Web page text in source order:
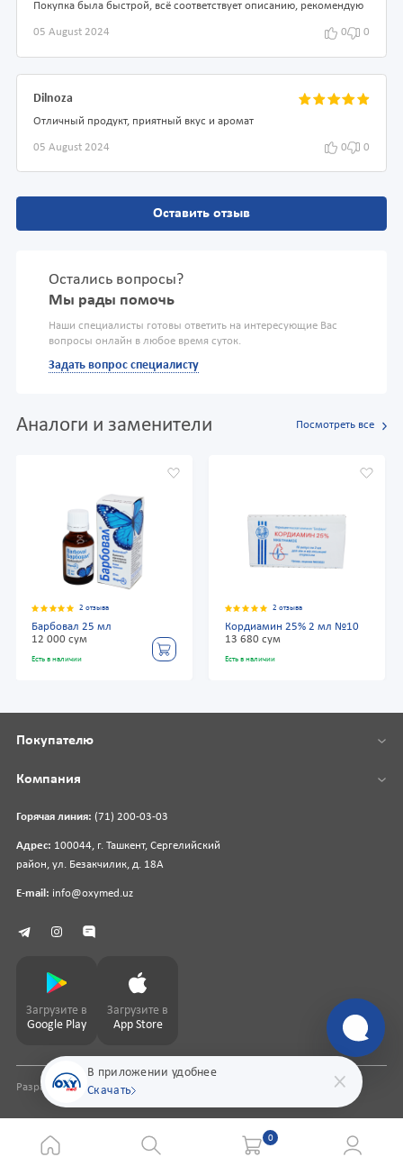
Покупка была быстрой, всё соответствует описанию, рекомендую
05 August 2024 0 0
Dilnoza
Отличный продукт, приятный вкус и аромат
05 August 2024 0 0
Оставить отзыв
Остались вопросы?
Мы рады помочь
Наши специалисты готовы ответить на интересующие Вас
вопросы онлайн в любое время суток.
Задать вопрос специалисту
Аналоги и заменители Посмотреть все
2 отзыва
Барбовал 25 мл
12 000 сум
Есть в наличии
2 отзыва
Кордиамин 25% 2 мл №10
13 680 сум
Есть в наличии
В приложении удобнее
Скачать
Горячая линия: (71) 200-03-03
Адрес: 100044, г. Ташкент, Сергелийский
район, ул. Безакчилик, д. 18А
E-mail: info@oxymed.uz
Покупателю
Компания
Загрузите в
Google Play
Загрузите в
App Store
Разработка сайтаpharmit.uz
0